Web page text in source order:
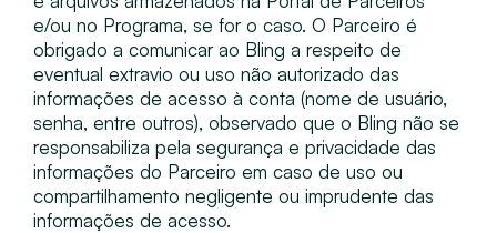
e/ou no Programa, se for o caso. O Parceiro é
obrigado a comunicar ao Bling a respeito de
eventual extravio ou uso não autorizado das
informações de acesso à conta (nome de usuário,
senha, entre outros), observado que o Bling não se
responsabiliza pela segurança e privacidade das
informações do Parceiro em caso de uso ou
compartilhamento negligente ou imprudente das
informações de acesso.